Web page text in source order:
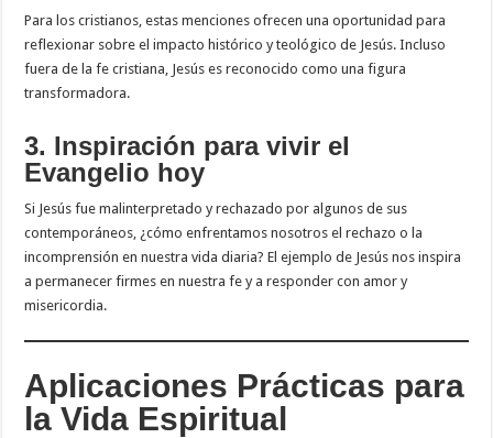
Para los cristianos, estas menciones ofrecen una oportunidad para
reflexionar sobre el impacto histórico y teológico de Jesús. Incluso
fuera de la fe cristiana, Jesús es reconocido como una figura
transformadora.
3. Inspiración para vivir el
Evangelio hoy
Si Jesús fue malinterpretado y rechazado por algunos de sus
contemporáneos, ¿cómo enfrentamos nosotros el rechazo o la
incomprensión en nuestra vida diaria? El ejemplo de Jesús nos inspira
a permanecer firmes en nuestra fe y a responder con amor y
misericordia.
Aplicaciones Prácticas para
la Vida Espiritual